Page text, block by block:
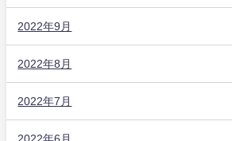
2022年9月
2022年8月
2022年7月
2022年6月